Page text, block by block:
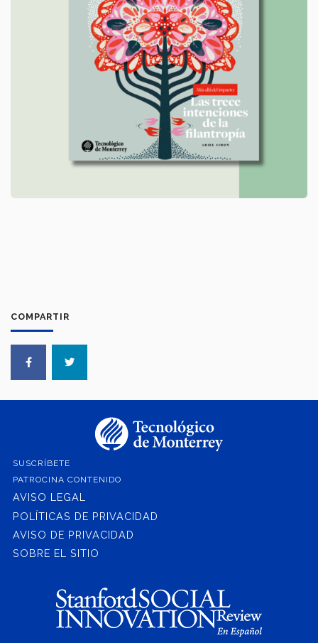
COMPARTIR
SUSCRÍBETE
PATROCINA CONTENIDO
AVISO LEGAL
POLÍTICAS DE PRIVACIDAD
AVISO DE PRIVACIDAD
SOBRE EL SITIO